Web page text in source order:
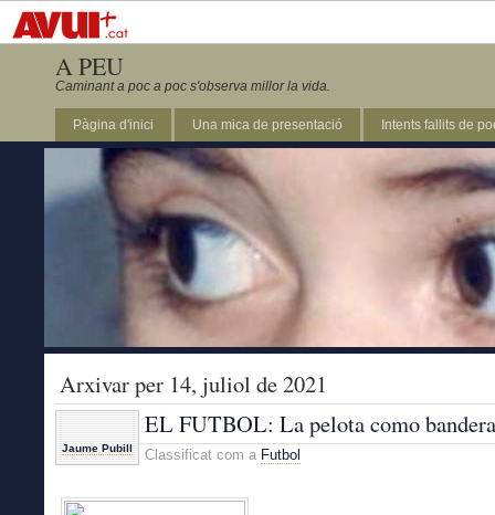
A PEU
Caminant a poc a poc s'observa millor la vida.
Pàgina d'inici Una mica de presentació Intents fallits de
Arxivar per 14, juliol de 2021
Jaume Pubill
EL FUTBOL: La pelota como bandera
Classificat com a Futbol